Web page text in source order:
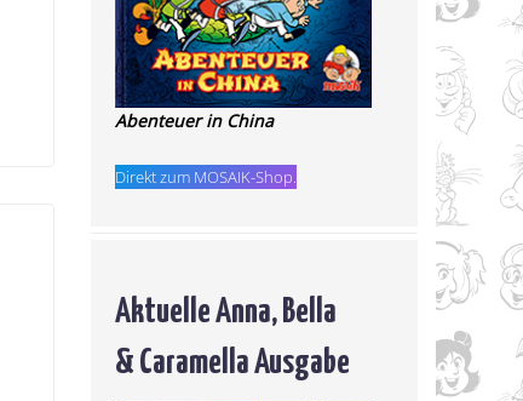
Abenteuer in China
Direkt zum MOSAIK-Shop.
Aktuelle Anna, Bella
& Caramella Ausgabe